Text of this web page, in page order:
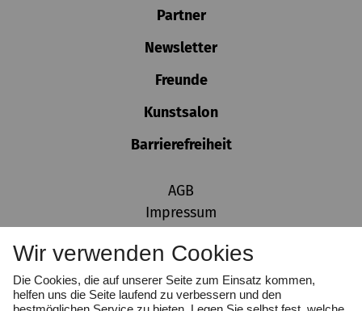
Wir verwenden Cookies
Die Cookies, die auf unserer Seite zum Einsatz kommen,
helfen uns die Seite laufend zu verbessern und den
Partner
Newsletter
Freunde
Kunstsalon
Barrierefreiheit
AGB
Impressum
Cookie-Einstellungen
Hinweisgeber:innen